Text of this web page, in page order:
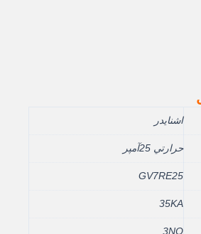
اشنایدر
حرارتي 25آمپر
GV7RE25
35KA
3NO